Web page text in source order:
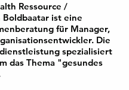
Ressource /
Boldbaatar ist eine
für Manager,
Die
spezialisiert
das Thema "gesundes